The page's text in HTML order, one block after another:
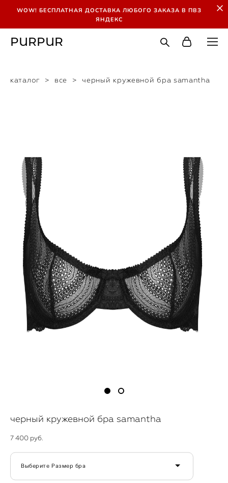
WOW! БЕСПЛАТНАЯ ДОСТАВКА ЛЮБОГО ЗАКАЗА В ПВЗ
ЯНДЕКС
PURPUR
каталог > все > черный кружевной бра samantha
черный кружевной бра samantha
7 400 pуб.
Выберите Размер бра